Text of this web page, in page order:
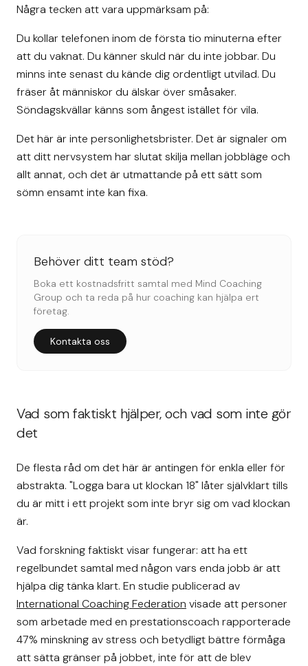
Några tecken att vara uppmärksam på:
Du kollar telefonen inom de första tio minuterna efter
att du vaknat. Du känner skuld när du inte jobbar. Du
minns inte senast du kände dig ordentligt utvilad. Du
fräser åt människor du älskar över småsaker.
Söndagskvällar känns som ångest istället för vila.
Det här är inte personlighetsbrister. Det är signaler om
att ditt nervsystem har slutat skilja mellan jobbläge och
allt annat, och det är utmattande på ett sätt som
sömn ensamt inte kan fixa.
Behöver ditt team stöd?
Boka ett kostnadsfritt samtal med Mind Coaching
Group och ta reda på hur coaching kan hjälpa ert
företag.
Kontakta oss
Vad som faktiskt hjälper, och vad som inte gör
det
De flesta råd om det här är antingen för enkla eller för
abstrakta. "Logga bara ut klockan 18" låter självklart tills
du är mitt i ett projekt som inte bryr sig om vad klockan
är.
Vad forskning faktiskt visar fungerar: att ha ett
regelbundet samtal med någon vars enda jobb är att
hjälpa dig tänka klart. En studie publicerad av
International Coaching Federation visade att personer
som arbetade med en prestationscoach rapporterade
47% minskning av stress och betydligt bättre förmåga
att sätta gränser på jobbet, inte för att de blev